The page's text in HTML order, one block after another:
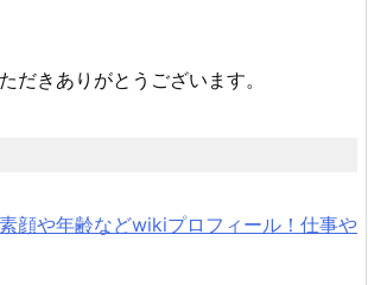
だきありがとうございます。
顔や年齢などwikiプロフィール！仕事や